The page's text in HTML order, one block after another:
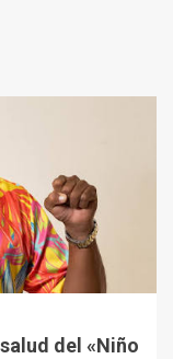
del «Niño